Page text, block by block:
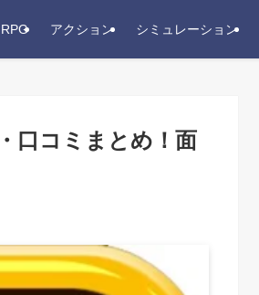
RPG アクション シミュレーション
口コミまとめ！面